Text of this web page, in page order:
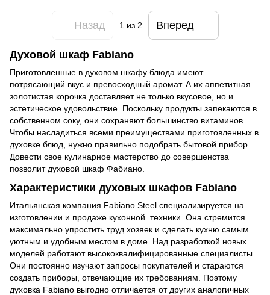
Назад 1 из 2 Вперед
Духовой шкаф Fabiano
Приготовленные в духовом шкафу блюда имеют
потрясающий вкус и превосходный аромат. А их аппетитная
золотистая корочка доставляет не только вкусовое, но и
эстетическое удовольствие. Поскольку продукты запекаются в
собственном соку, они сохраняют большинство витаминов.
Чтобы насладиться всеми преимуществами приготовленных в
духовке блюд, нужно правильно подобрать бытовой прибор.
Довести свое кулинарное мастерство до совершенства
позволит духовой шкаф Фабиано.
Характеристики духовых шкафов Fabiano
Итальянская компания Fabiano Steel специализируется на
изготовлении и продаже кухонной техники. Она стремится
максимально упростить труд хозяек и сделать кухню самым
уютным и удобным местом в доме. Над разработкой новых
моделей работают высококвалифицированные специалисты.
Они постоянно изучают запросы покупателей и стараются
создать приборы, отвечающие их требованиям. Поэтому
духовка Fabiano выгодно отличается от других аналогичных